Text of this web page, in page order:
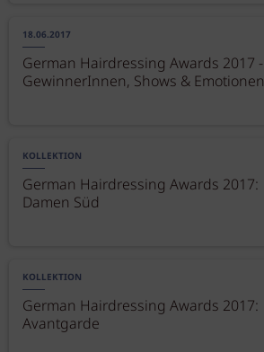
18.06.2017
German Hairdressing Awards 2017 -
GewinnerInnen, Shows & Emotionen
KOLLEKTION
German Hairdressing Awards 2017:
Damen Süd
KOLLEKTION
German Hairdressing Awards 2017:
Avantgarde